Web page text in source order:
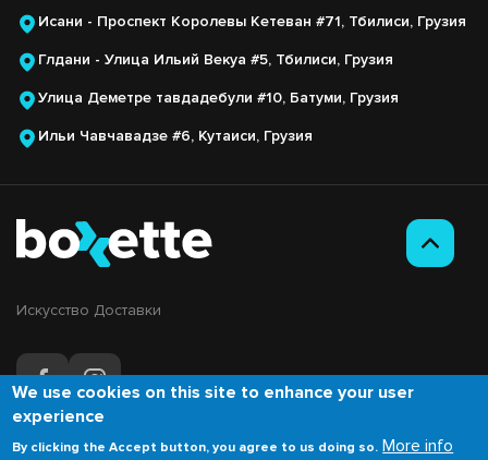
Искусство Доставки
Исани - Проспект Королевы Кетеван #71, Тбилиси, Грузия
Глдани - Улица Ильий Векуа #5, Тбилиси, Грузия
Улица Деметре тавдадебули #10, Батуми, Грузия
Ильи Чавчавадзе #6, Кутаиси, Грузия
We use cookies on this site to enhance your user
experience
By clicking the Accept button, you agree to us doing so. More info